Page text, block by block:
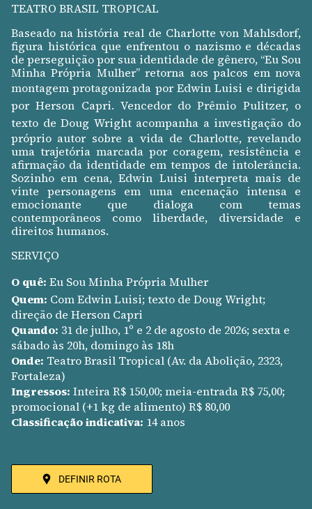
TEATRO BRASIL TROPICAL
Baseado na história real de Charlotte von Mahlsdorf,
figura histórica que enfrentou o nazismo e décadas
de perseguição por sua identidade de gênero, “Eu Sou
Minha Própria Mulher” retorna aos palcos em nova
montagem protagonizada por Edwin Luisi e dirigida
porHerson Capri. Vencedor do Prêmio Pulitzer, o
texto deDoug Wrightacompanha a investigação do
próprio autor sobre a vida de Charlotte, revelando
uma trajetória marcada por coragem, resistência e
afirmação da identidade em tempos de intolerância.
Sozinho em cena, Edwin Luisi interpreta mais de
vinte personagens em uma encenação intensa e
emocionante que dialoga com temas
contemporâneos como liberdade, diversidade e
direitos humanos.
SERVIÇO
O quê: Eu Sou Minha Própria Mulher
Quem: Com Edwin Luisi; texto de Doug Wright;
direção de Herson Capri
Quando: 31 de julho, 1º e 2 de agosto de 2026; sexta e
sábado às 20h, domingo às 18h
Onde: Teatro Brasil Tropical (Av. da Abolição, 2323,
Fortaleza)
Ingressos: Inteira R$ 150,00; meia-entrada R$ 75,00;
promocional (+1 kg de alimento) R$ 80,00
Classificação indicativa: 14 anos
DEFINIR ROTA